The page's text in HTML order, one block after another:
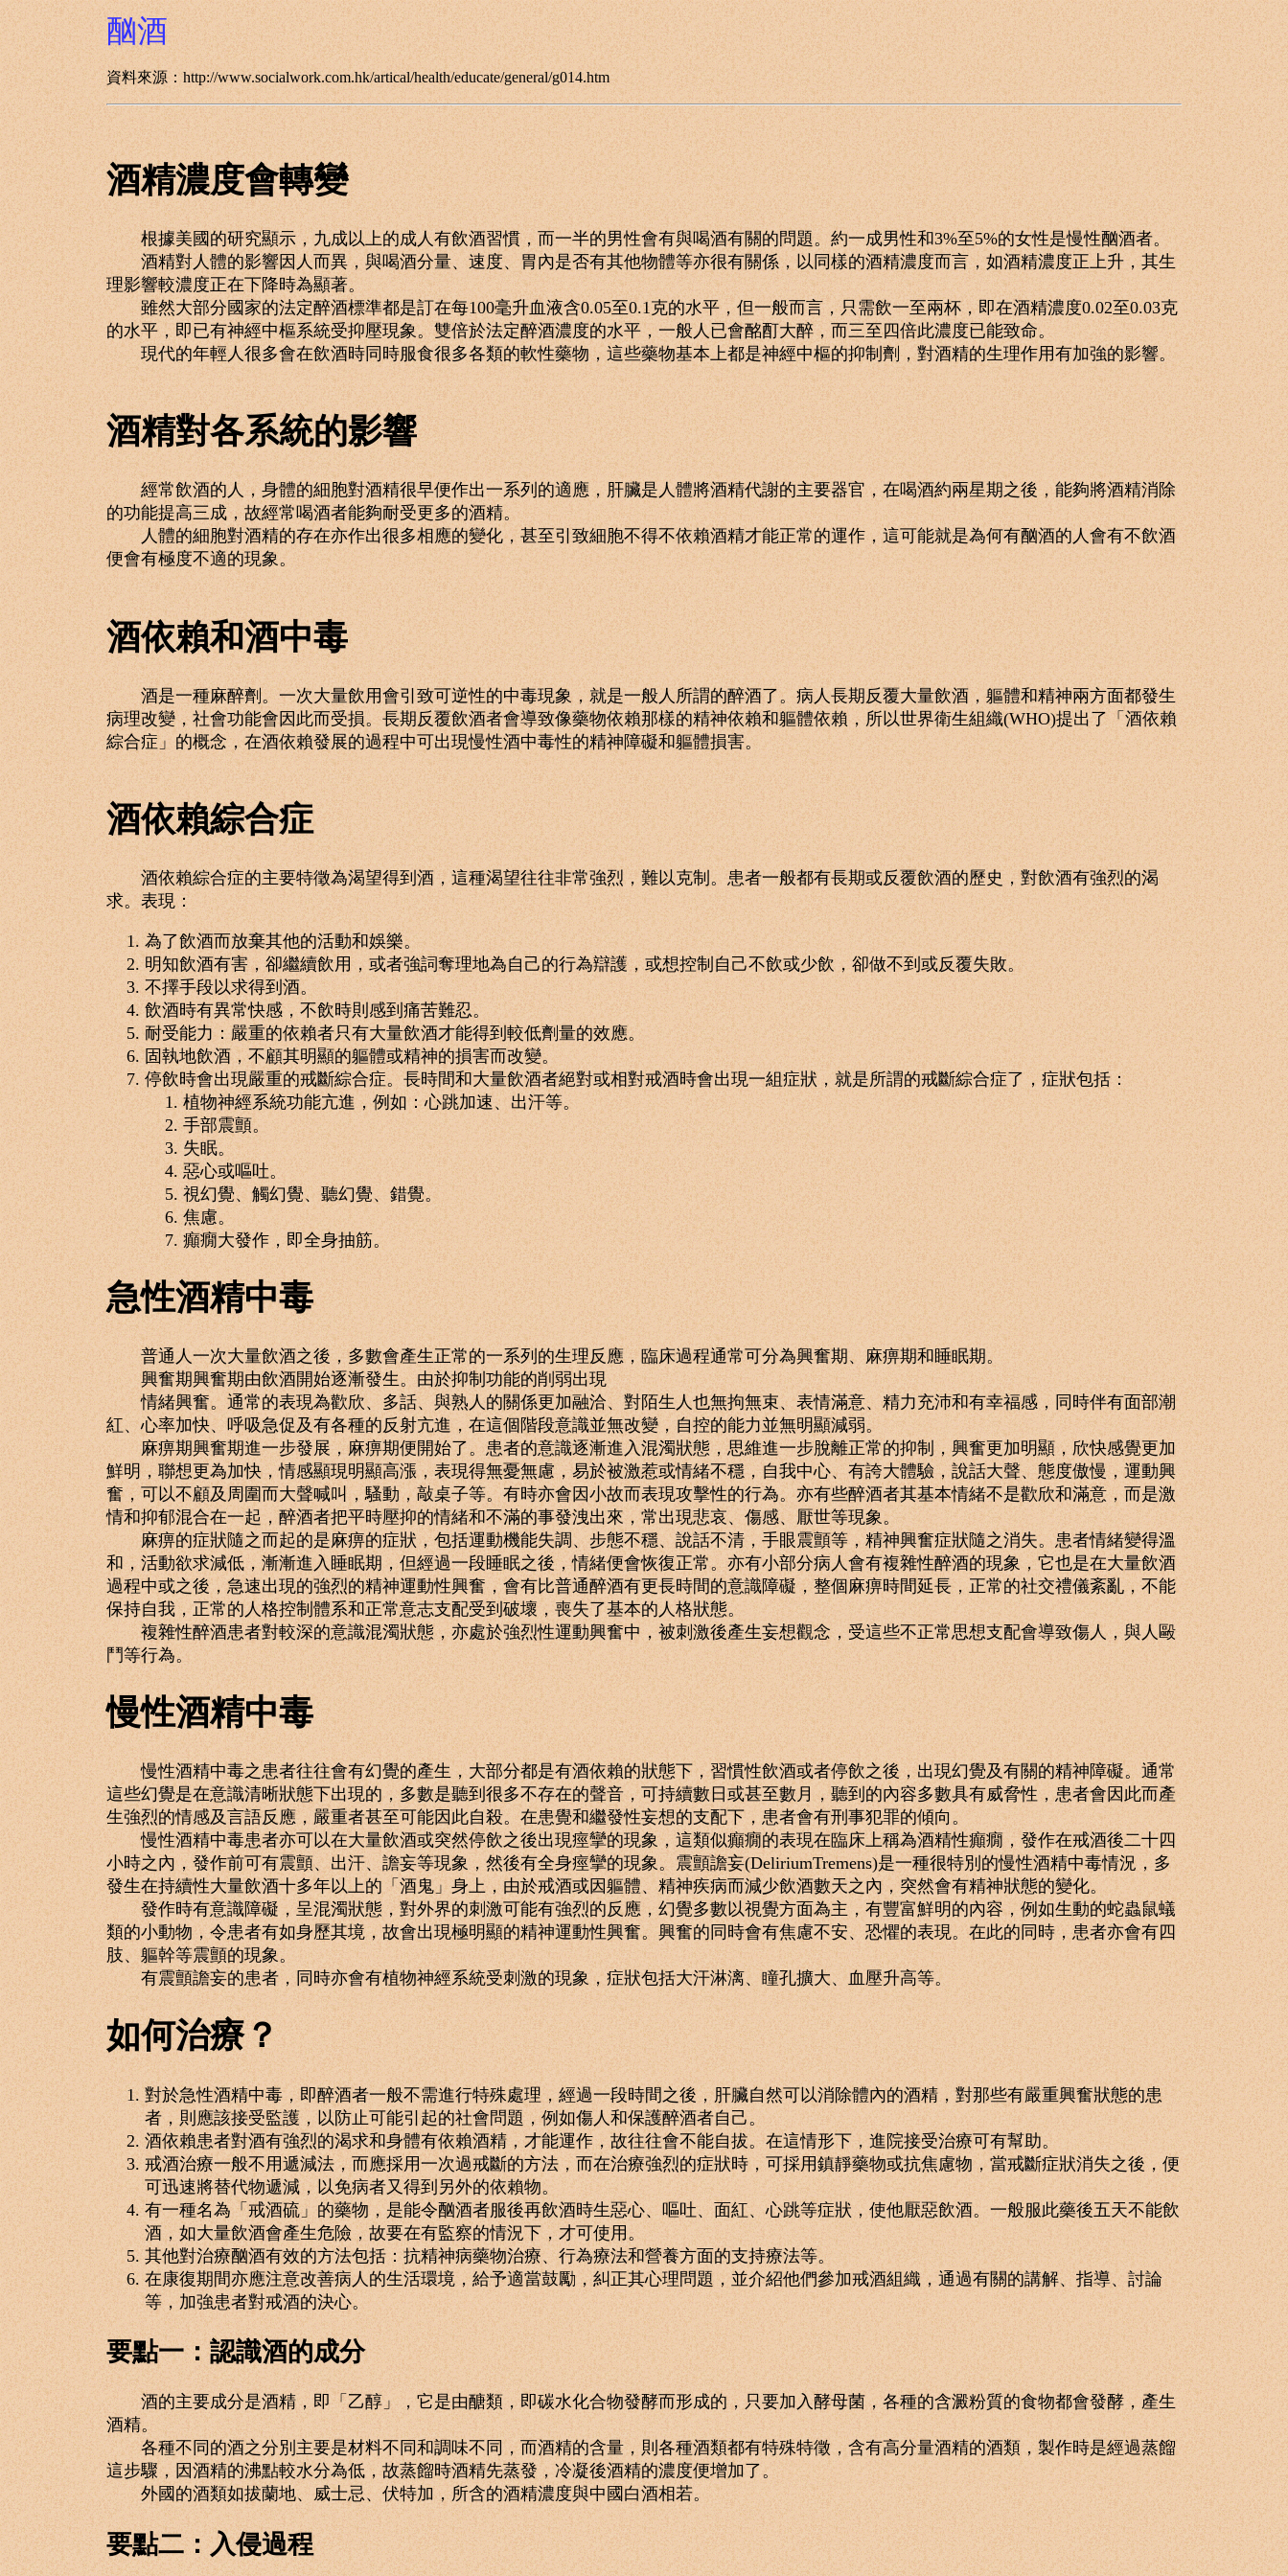
酗酒
資料來源：http://www.socialwork.com.hk/artical/health/educate/general/g014.htm
酒精濃度會轉變
根據美國的研究顯示，九成以上的成人有飲酒習慣，而一半的男性會有與喝酒有關的問題。約一成男性和3%至5%的女性是慢性酗酒者。
酒精對人體的影響因人而異，與喝酒分量、速度、胃內是否有其他物體等亦很有關係，以同樣的酒精濃度而言，如酒精濃度正上升，其生
理影響較濃度正在下降時為顯著。
雖然大部分國家的法定醉酒標準都是訂在每100毫升血液含0.05至0.1克的水平，但一般而言，只需飲一至兩杯，即在酒精濃度0.02至0.03克
的水平，即已有神經中樞系統受抑壓現象。雙倍於法定醉酒濃度的水平，一般人已會酩酊大醉，而三至四倍此濃度已能致命。
現代的年輕人很多會在飲酒時同時服食很多各類的軟性藥物，這些藥物基本上都是神經中樞的抑制劑，對酒精的生理作用有加強的影響。
酒精對各系統的影響
經常飲酒的人，身體的細胞對酒精很早便作出一系列的適應，肝臟是人體將酒精代謝的主要器官，在喝酒約兩星期之後，能夠將酒精消除
的功能提高三成，故經常喝酒者能夠耐受更多的酒精。
人體的細胞對酒精的存在亦作出很多相應的變化，甚至引致細胞不得不依賴酒精才能正常的運作，這可能就是為何有酗酒的人會有不飲酒
便會有極度不適的現象。
酒依賴和酒中毒
酒是一種麻醉劑。一次大量飲用會引致可逆性的中毒現象，就是一般人所謂的醉酒了。病人長期反覆大量飲酒，軀體和精神兩方面都發生
病理改變，社會功能會因此而受損。長期反覆飲酒者會導致像藥物依賴那樣的精神依賴和軀體依賴，所以世界衛生組織(WHO)提出了「酒依賴
綜合症」的概念，在酒依賴發展的過程中可出現慢性酒中毒性的精神障礙和軀體損害。
酒依賴綜合症
酒依賴綜合症的主要特徵為渴望得到酒，這種渴望往往非常強烈，難以克制。患者一般都有長期或反覆飲酒的歷史，對飲酒有強烈的渴
求。表現：
為了飲酒而放棄其他的活動和娛樂。
明知飲酒有害，卻繼續飲用，或者強詞奪理地為自己的行為辯護，或想控制自己不飲或少飲，卻做不到或反覆失敗。
不擇手段以求得到酒。
飲酒時有異常快感，不飲時則感到痛苦難忍。
耐受能力：嚴重的依賴者只有大量飲酒才能得到較低劑量的效應。
固執地飲酒，不顧其明顯的軀體或精神的損害而改變。
停飲時會出現嚴重的戒斷綜合症。長時間和大量飲酒者絕對或相對戒酒時會出現一組症狀，就是所謂的戒斷綜合症了，症狀包括：
植物神經系統功能亢進，例如：心跳加速、出汗等。
手部震顫。
失眠。
惡心或嘔吐。
視幻覺、觸幻覺、聽幻覺、錯覺。
焦慮。
癲癇大發作，即全身抽筋。
急性酒精中毒
普通人一次大量飲酒之後，多數會產生正常的一系列的生理反應，臨床過程通常可分為興奮期、麻痹期和睡眠期。
興奮期興奮期由飲酒開始逐漸發生。由於抑制功能的削弱出現
情緒興奮。通常的表現為歡欣、多話、與熟人的關係更加融洽、對陌生人也無拘無束、表情滿意、精力充沛和有幸福感，同時伴有面部潮
紅、心率加快、呼吸急促及有各種的反射亢進，在這個階段意識並無改變，自控的能力並無明顯減弱。
麻痹期興奮期進一步發展，麻痹期便開始了。患者的意識逐漸進入混濁狀態，思維進一步脫離正常的抑制，興奮更加明顯，欣快感覺更加
鮮明，聯想更為加快，情感顯現明顯高漲，表現得無憂無慮，易於被激惹或情緒不穩，自我中心、有誇大體驗，說話大聲、態度傲慢，運動興
奮，可以不顧及周圍而大聲喊叫，騷動，敲桌子等。有時亦會因小故而表現攻擊性的行為。亦有些醉酒者其基本情緒不是歡欣和滿意，而是激
情和抑郁混合在一起，醉酒者把平時壓抑的情緒和不滿的事發洩出來，常出現悲哀、傷感、厭世等現象。
麻痹的症狀隨之而起的是麻痹的症狀，包括運動機能失調、步態不穩、說話不清，手眼震顫等，精神興奮症狀隨之消失。患者情緒變得溫
和，活動欲求減低，漸漸進入睡眠期，但經過一段睡眠之後，情緒便會恢復正常。亦有小部分病人會有複雜性醉酒的現象，它也是在大量飲酒
過程中或之後，急速出現的強烈的精神運動性興奮，會有比普通醉酒有更長時間的意識障礙，整個麻痹時間延長，正常的社交禮儀紊亂，不能
保持自我，正常的人格控制體系和正常意志支配受到破壞，喪失了基本的人格狀態。
複雜性醉酒患者對較深的意識混濁狀態，亦處於強烈性運動興奮中，被刺激後產生妄想觀念，受這些不正常思想支配會導致傷人，與人毆
鬥等行為。
慢性酒精中毒
慢性酒精中毒之患者往往會有幻覺的產生，大部分都是有酒依賴的狀態下，習慣性飲酒或者停飲之後，出現幻覺及有關的精神障礙。通常
這些幻覺是在意識清晰狀態下出現的，多數是聽到很多不存在的聲音，可持續數日或甚至數月，聽到的內容多數具有威脅性，患者會因此而產
生強烈的情感及言語反應，嚴重者甚至可能因此自殺。在患覺和繼發性妄想的支配下，患者會有刑事犯罪的傾向。
慢性酒精中毒患者亦可以在大量飲酒或突然停飲之後出現痙攣的現象，這類似癲癇的表現在臨床上稱為酒精性癲癇，發作在戒酒後二十四
小時之內，發作前可有震顫、出汗、譫妄等現象，然後有全身痙攣的現象。震顫譫妄(DeliriumTremens)是一種很特別的慢性酒精中毒情況，多
發生在持續性大量飲酒十多年以上的「酒鬼」身上，由於戒酒或因軀體、精神疾病而減少飲酒數天之內，突然會有精神狀態的變化。
發作時有意識障礙，呈混濁狀態，對外界的刺激可能有強烈的反應，幻覺多數以視覺方面為主，有豐富鮮明的內容，例如生動的蛇蟲鼠蟻
類的小動物，令患者有如身歷其境，故會出現極明顯的精神運動性興奮。興奮的同時會有焦慮不安、恐懼的表現。在此的同時，患者亦會有四
肢、軀幹等震顫的現象。
有震顫譫妄的患者，同時亦會有植物神經系統受刺激的現象，症狀包括大汗淋漓、瞳孔擴大、血壓升高等。
如何治療？
對於急性酒精中毒，即醉酒者一般不需進行特殊處理，經過一段時間之後，肝臟自然可以消除體內的酒精，對那些有嚴重興奮狀態的患
者，則應該接受監護，以防止可能引起的社會問題，例如傷人和保護醉酒者自己。
酒依賴患者對酒有強烈的渴求和身體有依賴酒精，才能運作，故往往會不能自拔。在這情形下，進院接受治療可有幫助。
戒酒治療一般不用遞減法，而應採用一次過戒斷的方法，而在治療強烈的症狀時，可採用鎮靜藥物或抗焦慮物，當戒斷症狀消失之後，便
可迅速將替代物遞減，以免病者又得到另外的依賴物。
有一種名為「戒酒硫」的藥物，是能令酗酒者服後再飲酒時生惡心、嘔吐、面紅、心跳等症狀，使他厭惡飲酒。一般服此藥後五天不能飲
酒，如大量飲酒會產生危險，故要在有監察的情況下，才可使用。
其他對治療酗酒有效的方法包括：抗精神病藥物治療、行為療法和營養方面的支持療法等。
在康復期間亦應注意改善病人的生活環境，給予適當鼓勵，糾正其心理問題，並介紹他們參加戒酒組織，通過有關的講解、指導、討論
等，加強患者對戒酒的決心。
要點一：認識酒的成分
酒的主要成分是酒精，即「乙醇」，它是由醣類，即碳水化合物發酵而形成的，只要加入酵母菌，各種的含澱粉質的食物都會發酵，產生
酒精。
各種不同的酒之分別主要是材料不同和調味不同，而酒精的含量，則各種酒類都有特殊特徵，含有高分量酒精的酒類，製作時是經過蒸餾
這步驟，因酒精的沸點較水分為低，故蒸餾時酒精先蒸發，冷凝後酒精的濃度便增加了。
外國的酒類如拔蘭地、威士忌、伏特加，所含的酒精濃度與中國白酒相若。
要點二：入侵過程